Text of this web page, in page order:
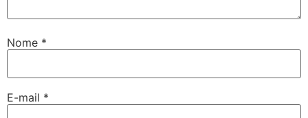
Nome *
E-mail *